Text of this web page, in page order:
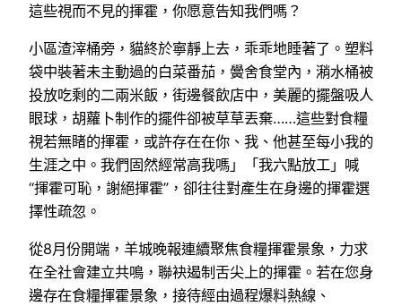
這些視而不見的揮霍，你愿意告知我們嗎？
小區渣滓桶旁，貓終於寧靜上去，乖乖地睡著了。塑料
袋中裝著未主動過的白菜番茄，黌舍食堂內，潲水桶被
投放吃剩的二兩米飯，街邊餐飲店中，美麗的擺盤吸人
眼球，胡蘿卜制作的擺件卻被草草丟棄……這些對食糧
視若無睹的揮霍，或許存在在你、我、他甚至每小我的
生涯之中。我們固然經常高我嗎」「我六點放工」喊
“揮霍可恥，謝絕揮霍”，卻往往對產生在身邊的揮霍選
擇性疏忽。
從8月份開端，羊城晚報連續聚焦食糧揮霍景象，力求
在全社會建立共鳴，聯袂遏制舌尖上的揮霍。若在您身
邊存在食糧揮霍景象，接待經由過程爆料熱線、